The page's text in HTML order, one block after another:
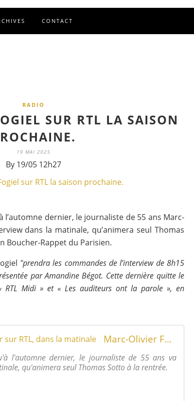
CONTACT
RADIO
SUR RTL LA SAISON
19 MAI 2025
By 19/05 12h27
l’automne dernier, le journaliste de 55 ans Marc-
dans la matinale, qu’animera seul Thomas
Boucher-Rappet du Parisien.
"prendra les commandes de l’interview de 8h15
par Amandine Bégot. Cette dernière quitte le
RTL Midi » et « Les auditeurs ont la parole », en
Marc-Olivier Fogiel de retour sur RTL, dans la matinale
l'automne dernier, le journaliste de 55 ans va
qu'animera seul Thomas Sotto à la rentrée.